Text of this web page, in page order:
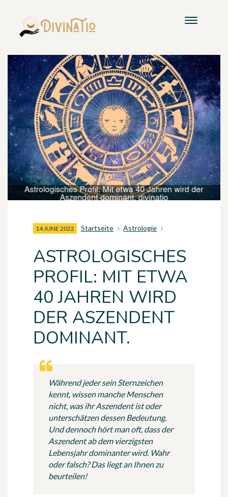
14 JUNE 2022 Startseite Astrologie
ASTROLOGISCHES
PROFIL: MIT ETWA
40 JAHREN WIRD
DER ASZENDENT
DOMINANT.
Während jeder sein Sternzeichen
kennt, wissen manche Menschen
nicht, was ihr Aszendent ist oder
unterschätzen dessen Bedeutung.
Und dennoch hört man oft, dass der
Aszendent ab dem vierzigsten
Lebensjahr dominanter wird. Wahr
oder falsch? Das liegt an Ihnen zu
beurteilen!